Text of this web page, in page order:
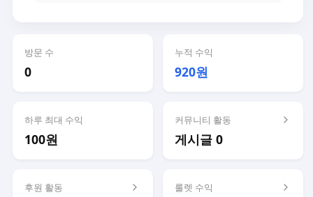
방문 수
0
누적 수익
920원
하루 최대 수익
100원
커뮤니티 활동
게시글 0
후원 활동 룰렛 수익